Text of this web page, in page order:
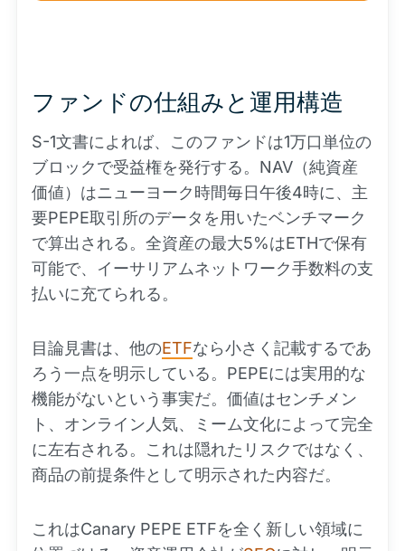
ファンドの仕組みと運用構造
S-1文書によれば、このファンドは1万口単位の
ブロックで受益権を発行する。NAV（純資産
価値）はニューヨーク時間毎日午後4時に、主
要PEPE取引所のデータを用いたベンチマーク
で算出される。全資産の最大5%はETHで保有
可能で、イーサリアムネットワーク手数料の支
払いに充てられる。
目論見書は、他のETFなら小さく記載するであ
ろう一点を明示している。PEPEには実用的な
機能がないという事実だ。価値はセンチメン
ト、オンライン人気、ミーム文化によって完全
に左右される。これは隠れたリスクではなく、
商品の前提条件として明示された内容だ。
これはCanary PEPE ETFを全く新しい領域に